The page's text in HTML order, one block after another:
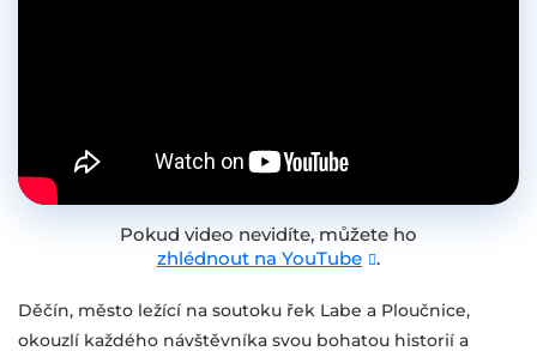
Pokud video nevidíte, můžete ho
zhlédnout na YouTube
.
Děčín, město ležící na soutoku řek Labe a Ploučnice,
okouzlí každého návštěvníka svou bohatou historií a